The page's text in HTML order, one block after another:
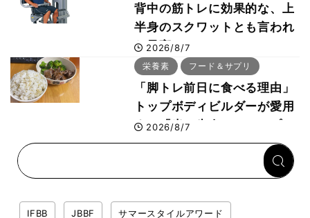
背中の筋トレに効果的な、上
半身のスクワットとも言われ
た最高マシン“ノーチラス・
プルオーバーマシン”とは？
2026/8/7
栄養素 フード＆サプリ
「脚トレ前日に食べる理由」
トップボディビルダーが愛用
する「米＋牛肉」のシンプル
回復メシとは？
2026/8/7
IFBB JBBF サマースタイルアワード